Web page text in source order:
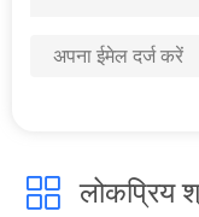
फाइबर
लोकप्रिय